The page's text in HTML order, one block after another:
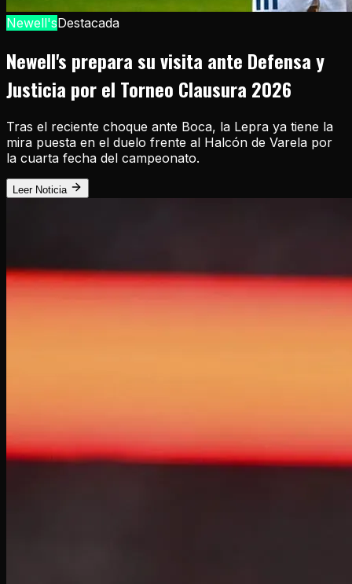
Newell'sDestacada
Newell's prepara su visita ante Defensa y
Justicia por el Torneo Clausura 2026
Tras el reciente choque ante Boca, la Lepra ya tiene la
mira puesta en el duelo frente al Halcón de Varela por
la cuarta fecha del campeonato.
Leer Noticia